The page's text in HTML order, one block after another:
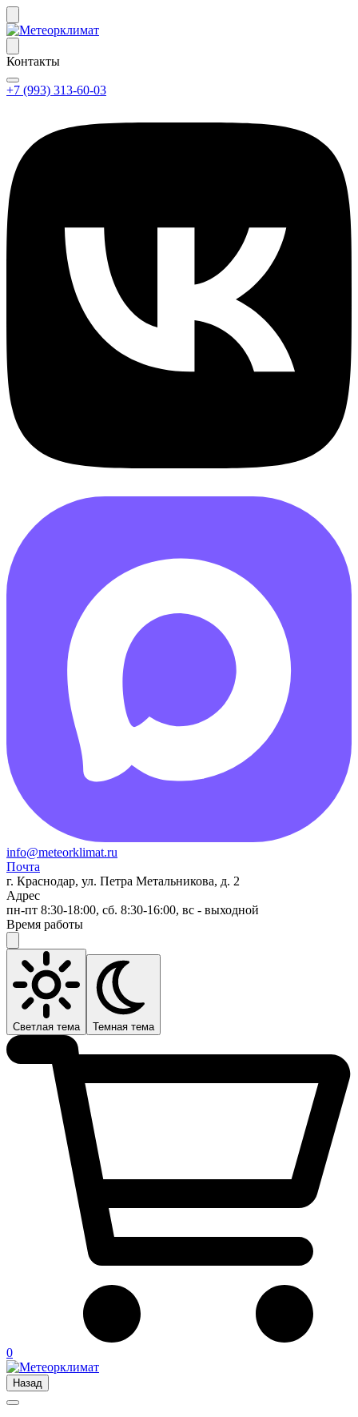
Контакты
+7 (993) 313-60-03
info@meteorklimat.ru
Почта
г. Краснодар, ул. Петра Метальникова, д. 2
Адрес
пн-пт 8:30-18:00, сб. 8:30-16:00, вс - выходной
Время работы
Светлая тема Темная тема
0
Назад